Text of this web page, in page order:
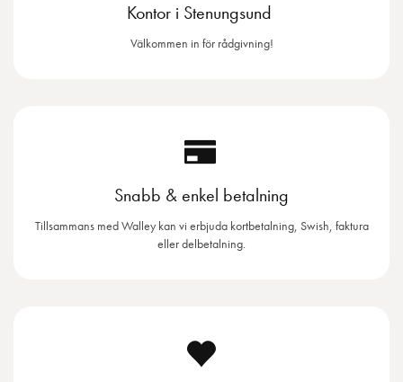
Kontor i Stenungsund
Välkommen in för rådgivning!
Snabb & enkel betalning
Tillsammans med Walley kan vi erbjuda kortbetalning, Swish, faktura
eller delbetalning.